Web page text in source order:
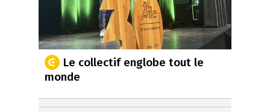
Le collectif englobe tout le
monde